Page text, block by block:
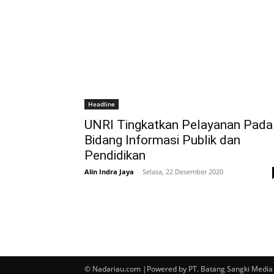
Headline
UNRI Tingkatkan Pelayanan Pada
Bidang Informasi Publik dan
Pendidikan
Alin Indra Jaya - Selasa, 22 Desember 2020
© Nadariau.com |Powered by PT. Batang Sangki Media